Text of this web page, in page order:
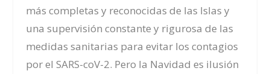
más completas y reconocidas de las Islas y
una supervisión constante y rigurosa de las
medidas sanitarias para evitar los contagios
por el SARS-coV-2. Pero la Navidad es ilusión